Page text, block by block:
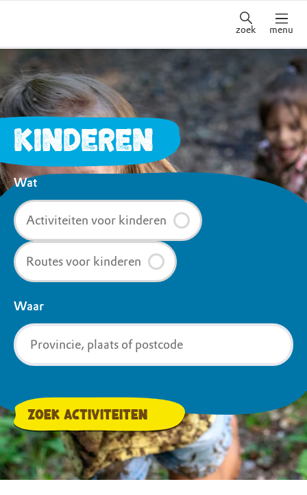
zoek menu
KINDEREN
Wat
Activiteiten voor kinderen
Routes voor kinderen
Waar
Zoek Activiteiten